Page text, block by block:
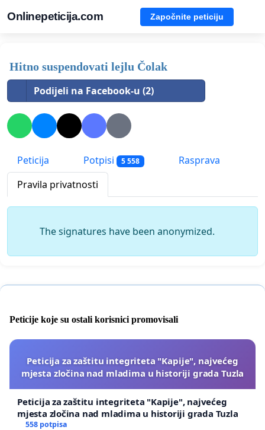
Onlinepeticija.com Započnite peticiju
Hitno suspendovati lejlu Čolak
Podijeli na Facebook-u (2)
Peticija Potpisi 5 558
Rasprava
Pravila privatnosti
The signatures have been anonymized.
Peticije koje su ostali korisnici promovisali
Peticija za zaštitu integriteta "Kapije", najvećeg
mjesta zločina nad mladima u historiji grada Tuzla
Peticija za zaštitu integriteta "Kapije", najvećeg
mjesta zločina nad mladima u historiji grada Tuzla
558 potpisa